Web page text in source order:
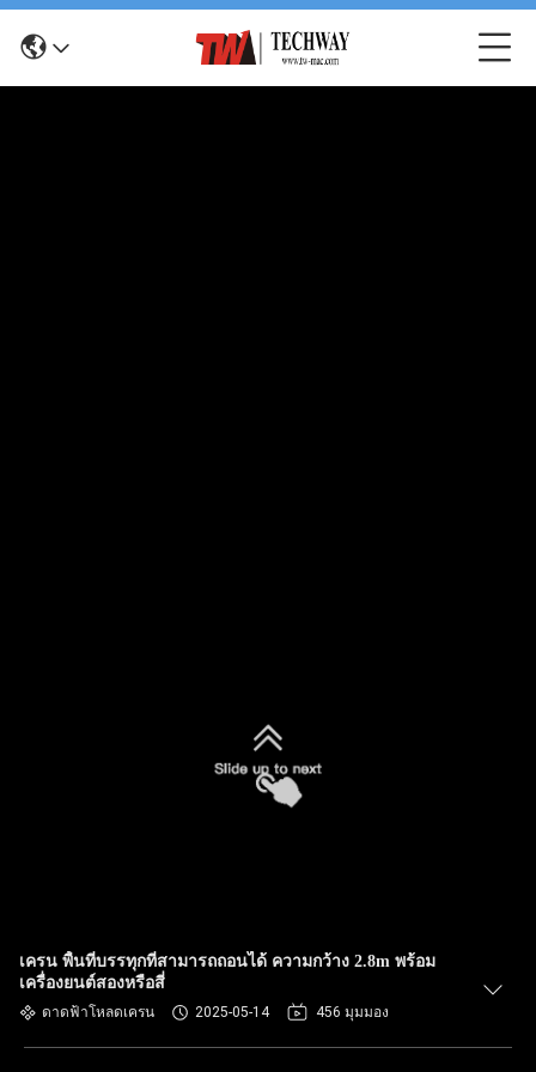
เครน พื้นที่บรรทุกที่สามารถถอนได้ ความกว้าง 2.8m พร้อม
เครื่องยนต์สองหรือสี่
ดาดฟ้าโหลดเครน 2025-05-14 456 มุมมอง